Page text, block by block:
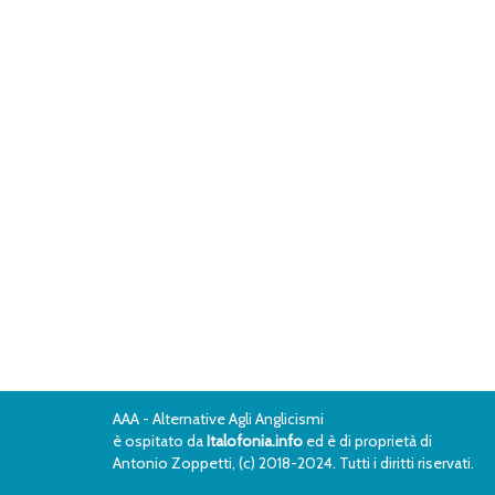
AAA - Alternative Agli Anglicismi
è ospitato daItalofonia.info ed è di proprietà di
Antonio Zoppetti, (c) 2018-2024. Tutti i diritti riservati.